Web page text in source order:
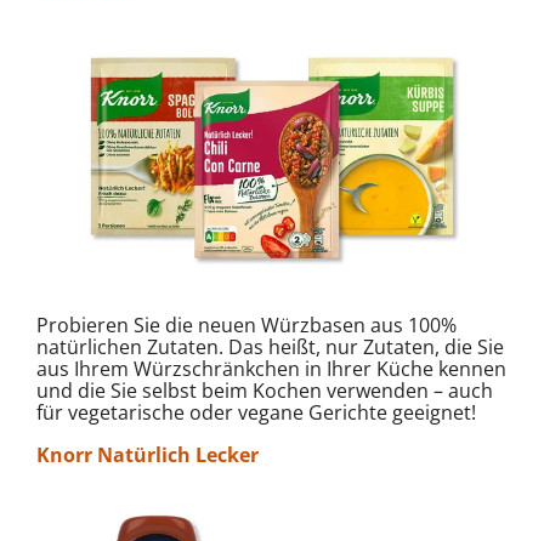
Probieren Sie die neuen Würzbasen aus 100%
natürlichen Zutaten. Das heißt, nur Zutaten, die Sie
aus Ihrem Würzschränkchen in Ihrer Küche kennen
und die Sie selbst beim Kochen verwenden – auch
für vegetarische oder vegane Gerichte geeignet!
Knorr Natürlich Lecker